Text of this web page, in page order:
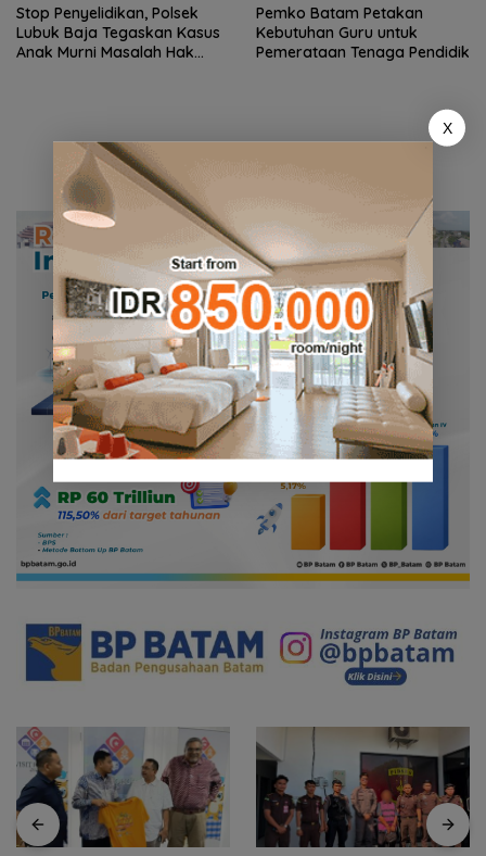
Stop Penyelidikan, Polsek
Lubuk Baja Tegaskan Kasus
Anak Murni Masalah Hak
Pemko Batam Petakan
Kebutuhan Guru untuk
Pemerataan Tenaga Pendidik
X